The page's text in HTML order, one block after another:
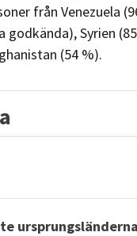
från Venezuela
godkända), Syrien
(54 %).
ursprungsländerna